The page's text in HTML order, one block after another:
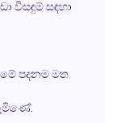
විසඳුම් සඳහා
පදනම මත